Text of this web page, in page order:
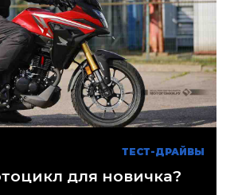
ТЕСТ-ДРАЙВЫ
для новичка?